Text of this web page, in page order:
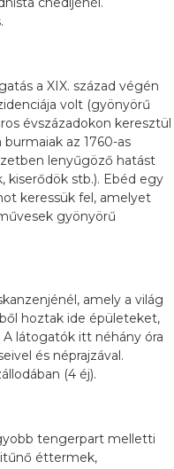
a XIX. század végén
volt (gyönyörű
évszázadokon keresztül
az 1760-as
lenyűgöző hatást
kiserődök stb.). Ebéd egy
keressük fel, amelyet
gyönyörű
amely a világ
hoztak ide épületeket,
látogatók itt néhány óra
és néprajzával.
(4 éj).
tengerpart melletti
éttermek,